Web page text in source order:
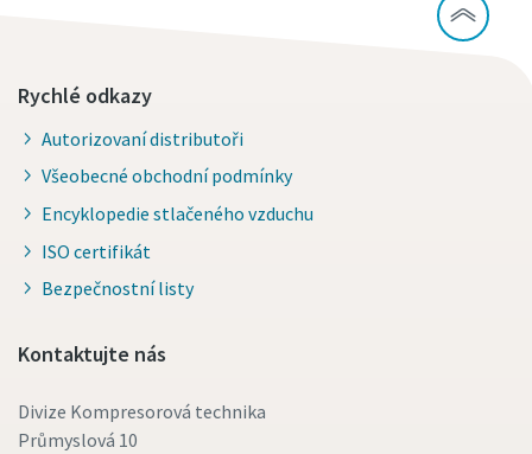
Rychlé odkazy
Autorizovaní distributoři
Všeobecné obchodní podmínky
Encyklopedie stlačeného vzduchu
ISO certifikát
Bezpečnostní listy
Kontaktujte nás
Divize Kompresorová technika
Průmyslová 10